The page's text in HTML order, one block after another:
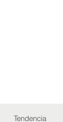
Tendencia